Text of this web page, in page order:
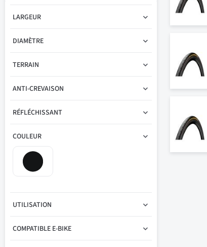
LARGEUR
DIAMÈTRE
TERRAIN
ANTI-CREVAISON
RÉFLÉCHISSANT
COULEUR
UTILISATION
COMPATIBLE E-BIKE